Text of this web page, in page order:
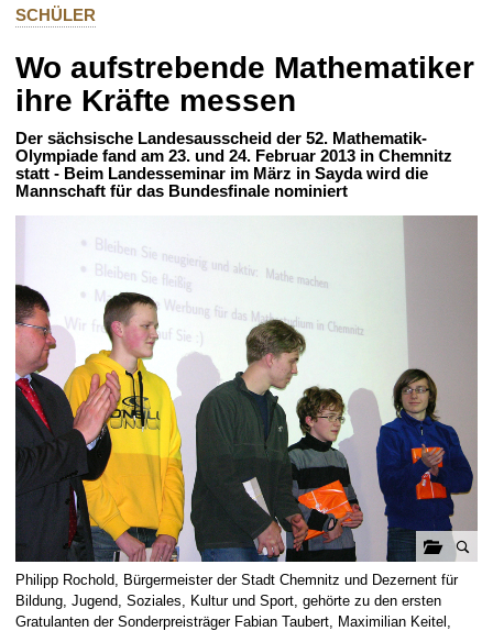
f
r
u
f
e
SCHÜLER
Wo aufstrebende Mathematiker
ihre Kräfte messen
Der sächsische Landesausscheid der 52. Mathematik-
Olympiade fand am 23. und 24. Februar 2013 in Chemnitz
statt - Beim Landesseminar im März in Sayda wird die
Mannschaft für das Bundesfinale nominiert
G
a
l
Philipp Rochold, Bürgermeister der Stadt Chemnitz und Dezernent für
Bildung, Jugend, Soziales, Kultur und Sport, gehörte zu den ersten
Gratulanten der Sonderpreisträger Fabian Taubert, Maximilian Keitel,